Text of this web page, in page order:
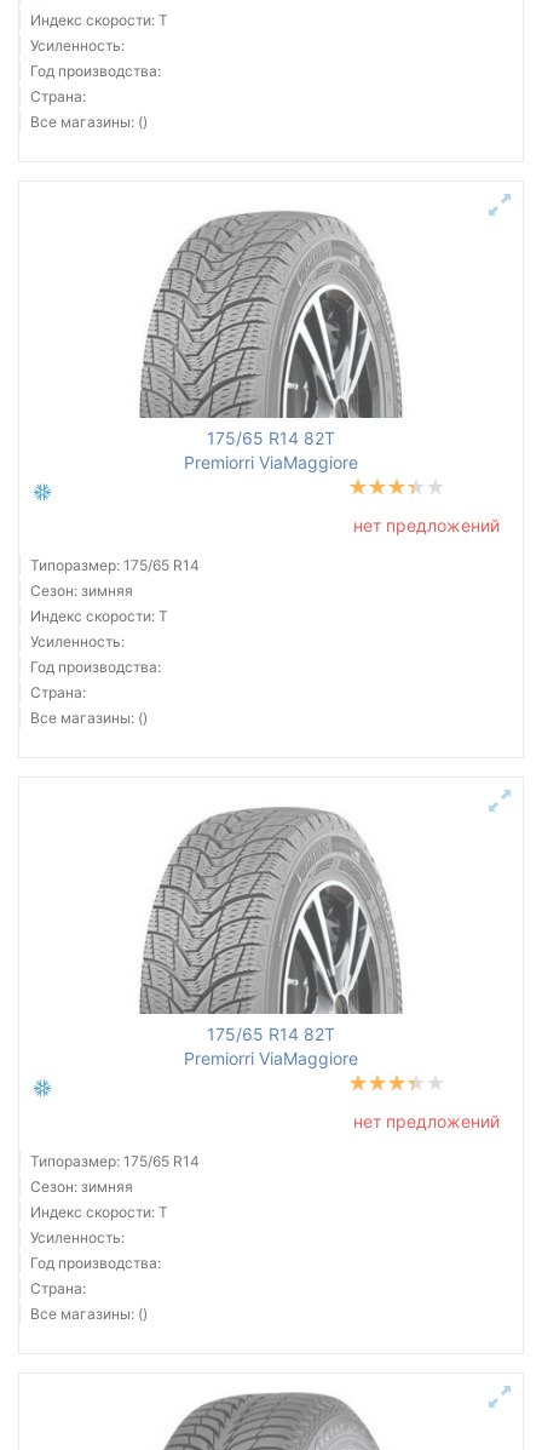
Индекс скорости: T
Усиленность:
Год производства:
Страна:
Все магазины: ()
175/65 R14 82T
Premiorri ViaMaggiore
нет предложений
Типоразмер: 175/65 R14
Сезон: зимняя
Индекс скорости: T
Усиленность:
Год производства:
Страна:
Все магазины: ()
175/65 R14 82T
Premiorri ViaMaggiore
нет предложений
Типоразмер: 175/65 R14
Сезон: зимняя
Индекс скорости: T
Усиленность:
Год производства:
Страна:
Все магазины: ()